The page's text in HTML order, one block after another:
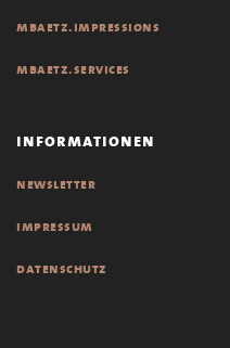
mbaetz.impressions
mbaetz.services
informationen
newsletter
impressum
datenschutz